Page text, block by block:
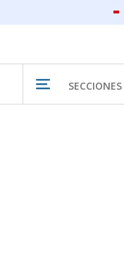
SECCIONES